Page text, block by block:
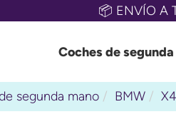
📦 ENVÍO A
Coches de
segunda mano BMW X4